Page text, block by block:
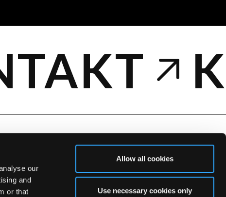
our
and
or that
Allow all cookies
Use necessary cookies only
KARRIERE